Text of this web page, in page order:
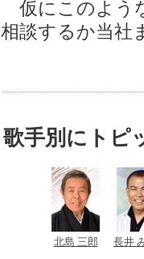
仮にこのよう
相談するか当社
歌手別にトピ
北島 三郎 長井